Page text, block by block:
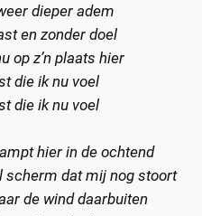
dieper adem
en zonder doel
op z’n plaats hier
die ik nu voel
die ik nu voel
hier in de ochtend
scherm dat mij nog stoort
de wind daarbuiten